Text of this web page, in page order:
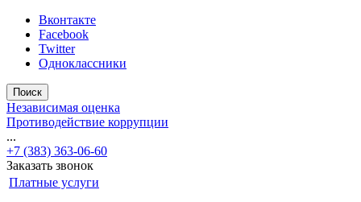
Вконтакте
Facebook
Twitter
Одноклассники
Поиск
Независимая оценка
Противодействие коррупции
...
+7 (383) 363-06-60
Заказать звонок
Платные услуги